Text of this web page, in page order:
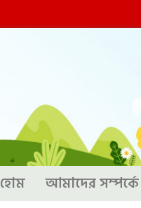
হোম আমাদের সম্পর্কে